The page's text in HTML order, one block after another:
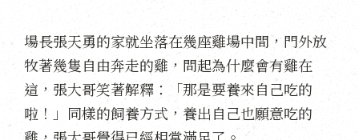
場長張天勇的家就坐落在幾座雞場中間，門外放
牧著幾隻自由奔走的雞，問起為什麼會有雞在
這，張大哥笑著解釋：「那是要養來自己吃的
啦！」同樣的飼養方式，養出自己也願意吃的